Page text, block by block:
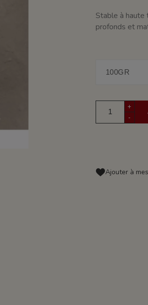
Stable à haute
profonds et
+
-
Ajouter à